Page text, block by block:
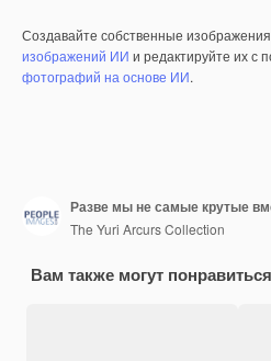
Создавайте собственные
изображений ИИ и редактируйте их с
фотографий на основе ИИ.
The Yuri Arcurs Collection
Вам также могут